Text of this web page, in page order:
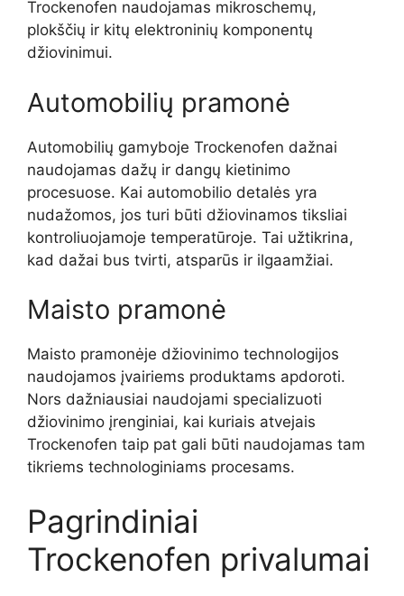
Trockenofen naudojamas mikroschemų,
plokščių ir kitų elektroninių komponentų
džiovinimui.
Automobilių pramonė
Automobilių gamyboje Trockenofen dažnai
naudojamas dažų ir dangų kietinimo
procesuose. Kai automobilio detalės yra
nudažomos, jos turi būti džiovinamos tiksliai
kontroliuojamoje temperatūroje. Tai užtikrina,
kad dažai bus tvirti, atsparūs ir ilgaamžiai.
Maisto pramonė
Maisto pramonėje džiovinimo technologijos
naudojamos įvairiems produktams apdoroti.
Nors dažniausiai naudojami specializuoti
džiovinimo įrenginiai, kai kuriais atvejais
Trockenofen taip pat gali būti naudojamas tam
tikriems technologiniams procesams.
Pagrindiniai
Trockenofen privalumai